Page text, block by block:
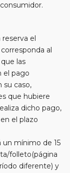
el
al
las
el pago
su caso,
que hubiere
dicho pago,
el plazo
un mínimo de 15
folleto(página
diferente) y